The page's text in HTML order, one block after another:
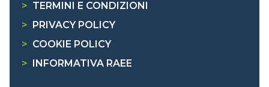
> TERMINI E CONDIZIONI
>
PRIVACY POLICY
> COOKIE POLICY
>
INFORMATIVA RAEE